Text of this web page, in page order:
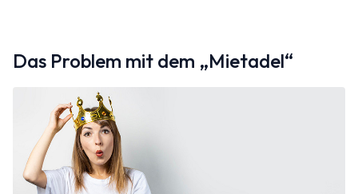
Das Problem mit dem „Mietadel“